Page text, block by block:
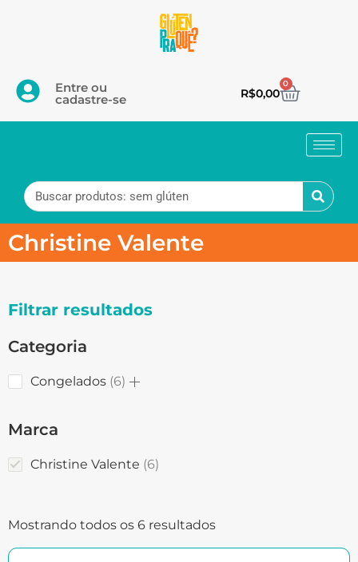
Entre ou
cadastre-se R$0,00
0
Christine Valente
Filtrar resultados
Categoria
Congelados 6
Marca
Christine Valente 6
Mostrando todos os 6 resultados